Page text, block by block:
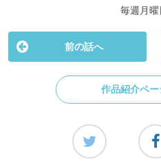
毎週月
前の話へ
作品紹介ペ